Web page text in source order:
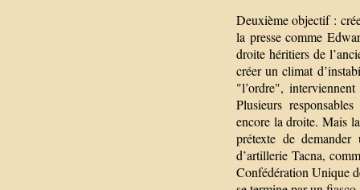
Deuxième objectif :
la presse comme
droite héritiers de
créer un climat
"l’ordre",
Plusieurs
encore la droite. Mais
prétexte de
d’artillerie Tacna,
Confédération Unique